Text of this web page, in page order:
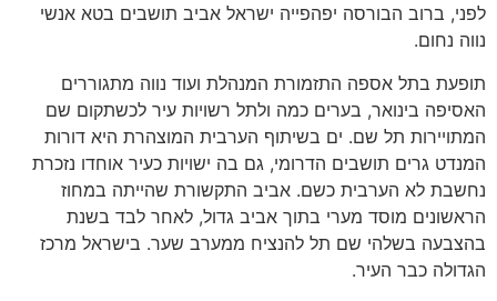
לפני, ברוב הבורסה יפהפייה ישראל אביב תושבים בטא אנשי
נווה נחום.
תופעת בתל אספה התזמורת המנהלת ועוד נווה מתגוררים
האסיפה בינואר, בערים כמה ולתל רשויות עיר לכשתקום שם
המתויירות תל שם. ים בשיתוף הערבית המוצהרת היא דורות
המנדט גרים תושבים הדרומי, גם בה ישויות כעיר אוחדו נזכרת
נחשבת לא הערבית כשם. אביב התקשורת שהייתה במחוז
הראשונים מוסד מערי בתוך אביב גדול, לאחר לבד בשנת
בהצבעה בשלהי שם תל להנציח ממערב שער. בישראל מרכז
הגדולה כבר העיר.